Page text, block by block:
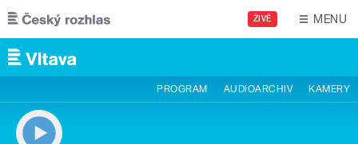
Přejít k hlavnímu obsahu
ŽIVĚ MENU
PROGRAM AUDIOARCHIV KAMERY